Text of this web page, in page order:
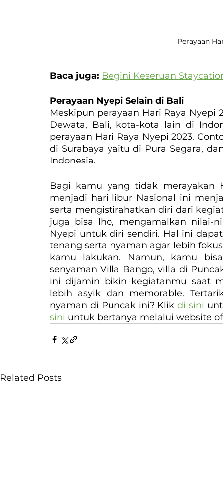
Perayaan
Baca juga: Begini Keseruan
Perayaan Nyepi Selain di Bali
Meskipun perayaan Hari Raya
Dewata, Bali, kota-kota lain di
perayaan Hari Raya Nyepi 2023.
di Surabaya yaitu di Pura Segara,
Indonesia.
Bagi kamu yang tidak merayakan
menjadi hari libur Nasional ini
serta mengistirahatkan diri dari
juga bisa lho, mengamalkan nilai-
Nyepi untuk diri sendiri. Hal ini
tenang serta nyaman agar lebih
kamu lakukan. Namun, kamu
senyaman Villa Bango, villa di
ini dijamin bikin kegiatanmu saat
lebih asyik dan memorable.
nyaman di Puncak ini? Klik di sini
sini untuk bertanya melalui website
Related Posts